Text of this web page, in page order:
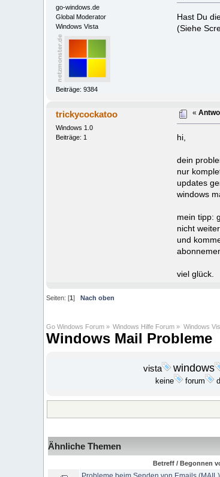
go-windows.de
Global Moderator
Windows Vista
Beiträge: 9384
Hast Du
(Siehe
trickycockatoo
Windows 1.0
Beiträge: 1
«
hi,
dein
nur
updates
windows
mein tipp:
nicht
und
viel glück.
Seiten: [1 ] Nach oben
Go Windows Forum » Windows Hilfe Forum » Windows
Windows Mail Probleme
vista windows
keine
forum
Ähnliche Themen
Betreff / Begonnen